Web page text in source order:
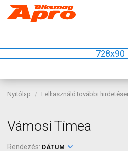
728x90
Nyitólap Felhasználó további hirdetései
Vámosi Tímea
Rendezés: DÁTUM